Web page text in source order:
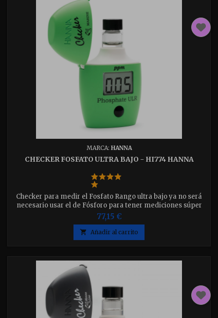
MARCA: HANNA
CHECKER FOSFATO ULTRA BAJO - HI774 HANNA
Checker para medir el Fosfato Rango ultra bajo ya no será
necesario usar el de Fósforo para tener mediciones súper
precisas. Test por CONTRASTE - incluye 6 test
77,15 €
 Añadir al carrito